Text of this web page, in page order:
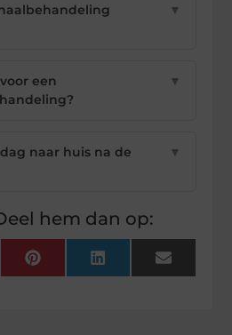
▼
een
▼
naar huis na de
▼
hem dan op:
Pinterest LinkedIn Email